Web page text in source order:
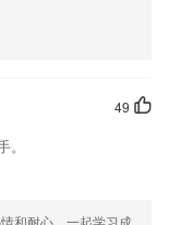
这款软件，您可以到
我们更好的对产品进
49
和耐心。一起学习成